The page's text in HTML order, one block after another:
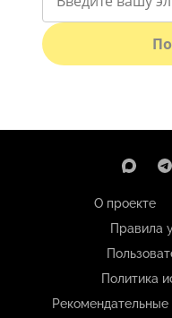
О проекте
Правила
Политика
Рекомендательные